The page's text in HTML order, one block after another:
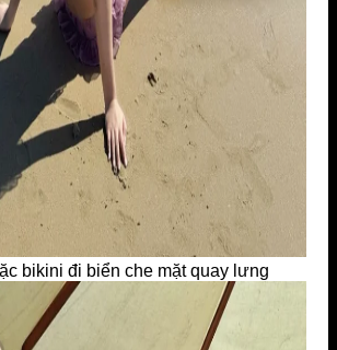
bikini đi biển che mặt quay lưng